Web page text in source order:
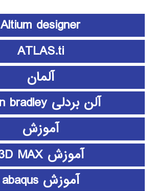
Altium designer
ATLAS.ti
آلمان
آلن بردلی Allen bradley
آموزش
آموزش 3D MAX
آموزش abaqus